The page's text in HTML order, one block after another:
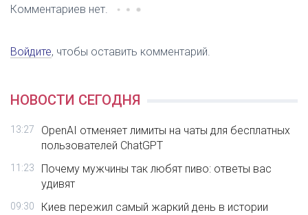
Комментариев нет.
Войдите, чтобы оставить комментарий.
НОВОСТИ СЕГОДНЯ
13:27
OpenAI отменяет лимиты на чаты для бесплатных
пользователей ChatGPT
11:23
Почему мужчины так любят пиво: ответы вас
удивят
09:30
Киев пережил самый жаркий день в истории